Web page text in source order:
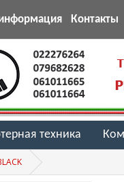
информация Контакты
техника